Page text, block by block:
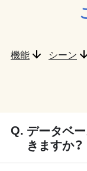
機能 シーン
データベ
きますか？